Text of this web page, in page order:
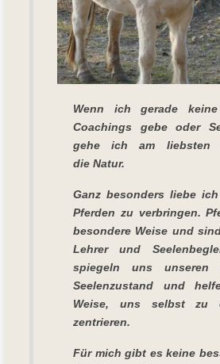
Wenn ich gerade
Coachings gebe oder
gehe ich am liebsten
die Natur.
Ganz besonders liebe
Pferden zu verbringen.
besondere Weise und
Lehrer und
spiegeln uns unseren
Seelenzustand und
Weise, uns selbst zu
zentrieren.
Für mich gibt es keine